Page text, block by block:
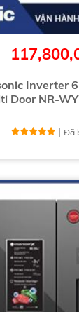
Inverter
Door NR-
|Đã